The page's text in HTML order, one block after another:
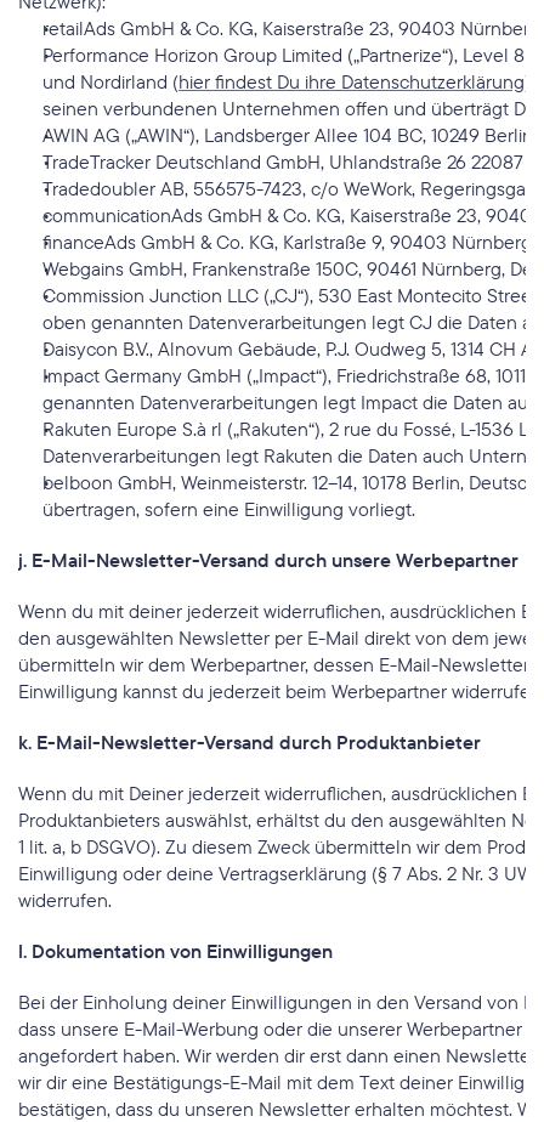
retailAds GmbH & Co. KG, Kaiserstraße 23, 90403
Performance Horizon Group Limited („Partnerize“), Level 8
und Nordirland (hier findest Du ihre Datenschutzerklärung).
seinen verbundenen Unternehmen offen und überträgt
AWIN AG („AWIN“), Landsberger Allee 104 BC, 10249
TradeTracker Deutschland GmbH, Uhlandstraße 26 22087
Tradedoubler AB, 556575-7423, c/o WeWork,
communicationAds GmbH & Co. KG, Kaiserstraße 23,
financeAds GmbH & Co. KG, Karlstraße 9, 90403 Nürnberg (
Webgains GmbH, Frankenstraße 150C, 90461 Nürnberg,
Commission Junction LLC („CJ“), 530 East Montecito
oben genannten Datenverarbeitungen legt CJ die Daten
Daisycon B.V., Alnovum Gebäude, P.J. Oudweg 5, 1314 CH
Impact Germany GmbH („Impact“), Friedrichstraße 68,
genannten Datenverarbeitungen legt Impact die Daten
Rakuten Europe S.à rl („Rakuten“), 2 rue du Fossé, L-1536
Datenverarbeitungen legt Rakuten die Daten auch
belboon GmbH, Weinmeisterstr. 12–14, 10178 Berlin,
übertragen, sofern eine Einwilligung vorliegt.
j. E-Mail-Newsletter-Versand durch unsere Werbepartner
Wenn du mit deiner jederzeit widerruflichen, ausdrücklichen
den ausgewählten Newsletter per E-Mail direkt von dem
übermitteln wir dem Werbepartner, dessen E-Mail-Newsletter
Einwilligung kannst du jederzeit beim Werbepartner widerrufen.
k. E-Mail-Newsletter-Versand durch Produktanbieter
Wenn du mit Deiner jederzeit widerruflichen, ausdrücklichen
Produktanbieters auswählst, erhältst du den ausgewählten
1 lit. a, b DSGVO). Zu diesem Zweck übermitteln wir dem
Einwilligung oder deine Vertragserklärung (§ 7 Abs. 2 Nr. 3
widerrufen.
l. Dokumentation von Einwilligungen
Bei der Einholung deiner Einwilligungen in den Versand von
dass unsere E-Mail-Werbung oder die unserer Werbepartner
angefordert haben. Wir werden dir erst dann einen
wir dir eine Bestätigungs-E-Mail mit dem Text deiner
bestätigen, dass du unseren Newsletter erhalten möchtest.